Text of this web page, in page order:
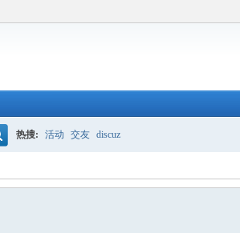
热搜: 活动 交友 discuz